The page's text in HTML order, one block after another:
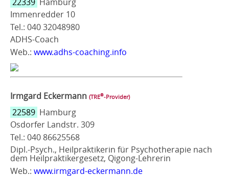
Immenredder 10
Tel.: 040 32048980
ADHS-Coach
Web.: www.adhs-coaching.info
Irmgard Eckermann (TRE®‑Provider)
22589 Hamburg
Osdorfer Landstr. 309
Tel.: 040 86625568
Dipl.-Psych., Heilpraktikerin für Psychotherapie nach
dem Heilpraktikergesetz, Qigong-Lehrerin
Web.: www.irmgard-eckermann.de